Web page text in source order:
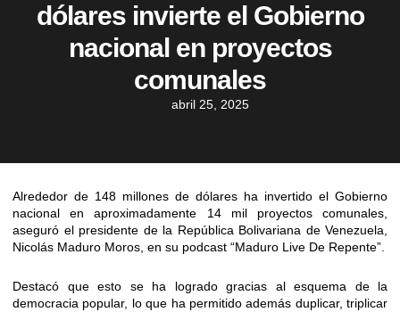
dólares invierte el Gobierno
nacional en proyectos
comunales
abril 25, 2025
Alrededor de 148 millones de dólares ha invertido el Gobierno
nacional en aproximadamente 14 mil proyectos comunales,
aseguró el presidente de la República Bolivariana de Venezuela,
Nicolás Maduro Moros, en su podcast “Maduro Live De Repente”.
Destacó que esto se ha logrado gracias al esquema de la
democracia popular, lo que ha permitido además duplicar, triplicar